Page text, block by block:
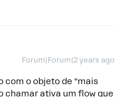
Forum|Forum|2 years ago
o objeto de “mais
chamar ativa um flow que